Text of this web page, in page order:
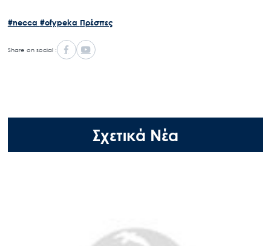
#necca #ofypeka Πρέσπες
Share on social :
Σχετικά Νέα